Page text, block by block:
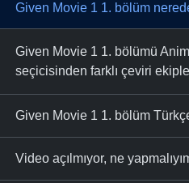
Given Movie 1 1. bölüm
Given Movie 1 1. bölümü
seçicisinden farklı çeviri
Given Movie 1 1. bölüm Türkçe
Video açılmıyor, ne